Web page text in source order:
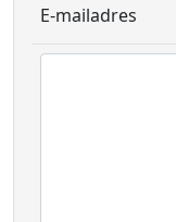
E-mailadres